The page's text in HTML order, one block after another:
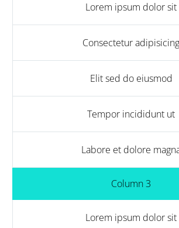
Lorem ipsum dolor sit
Consectetur adipisicing
Elit sed do eiusmod
Tempor incididunt ut
Labore et dolore
Column 3
Lorem ipsum dolor sit